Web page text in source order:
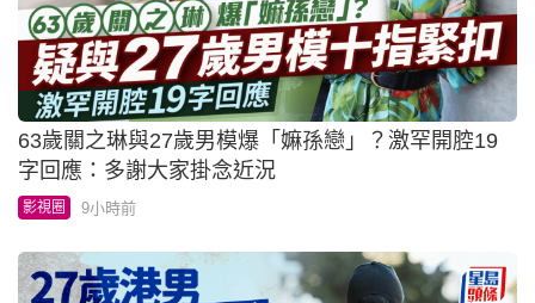
63歲關之琳與27歲男模爆「嫲孫戀」？激罕開腔19
字回應：多謝大家掛念近況
影視圈 9小時前